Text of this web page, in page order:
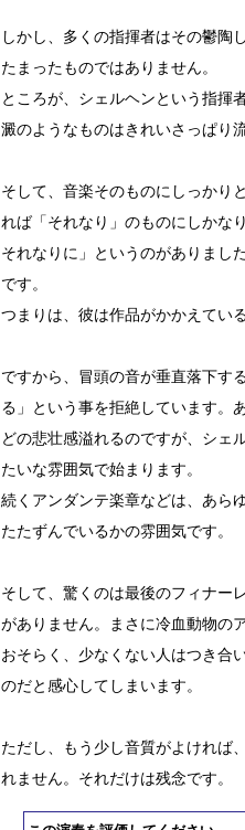
しかし、多くの指揮者はその鬱陶
たまったものではありません。
ところが、シェルヘンという指揮
澱のようなものはきれいさっぱり
そして、音楽そのものにしっかり
れば「それなり」のものにしかな
それなりに」というのがありまし
です。
つまりは、彼は作品がかかえてい
ですから、冒頭の音が垂直落下す
る」という事を拒絶しています。
どの悲壮感溢れるのですが、シェ
たいな雰囲気で始まります。
続くアンダンテ楽章などは、あら
たたずんでいるかの雰囲気です。
そして、驚くのは最後のフィナー
がありません。まさに冷血動物の
おそらく、少なくない人はつき合
のだと感心してしまいます。
ただし、もう少し音質がよければ
れません。それだけは残念です。